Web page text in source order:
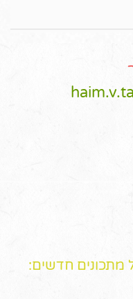
מתכונים חדשים: